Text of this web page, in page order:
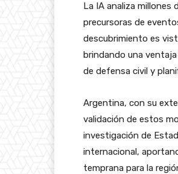
La IA analiza
precursoras de
descubrimiento es
brindando una
de defensa civil y
Argentina, con su
validación de estos
investigación de
internacional,
temprana para la